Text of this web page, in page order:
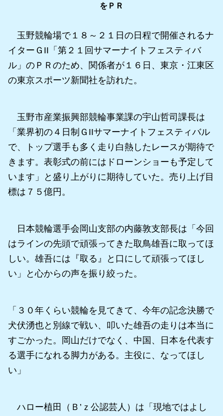
をＰＲ
玉野競輪場で１８～２１日の日程で開催されるナ
イターＧII「第２１回サマーナイトフェスティバ
ル」のＰＲのため、関係者が１６日、東京・江東区
の東京スポーツ新聞社を訪れた。
玉野市産業振興部競輪事業課の宇山哲司課長は
「業界初の４日制ＧIIサマーナイトフェスティバル
で、トップ選手も多く走り白熱したレースが期待で
きます。表彰式の前にはドローンショーも予定して
います」と盛り上がりに期待していた。売り上げ目
標は７５億円。
日本競輪選手会岡山支部の内藤敦支部長は「今回
はラインの先頭で頑張ってきた取鳥雄吾に取ってほ
しい。雄吾には『取る』と口にして頑張ってほし
い」と心からの声を振り絞った。
「３０年くらい競輪を見てきて、今年の記念決勝で
犬伏湧也と別線で戦い、叩いた雄吾の走りは本当に
すごかった。岡山だけでなく、中国、日本を代表す
る選手になれる脚力がある。主役に、なってほし
い」
ハロー植田（Ｂ’ｚ公認芸人）は「現地ではよし